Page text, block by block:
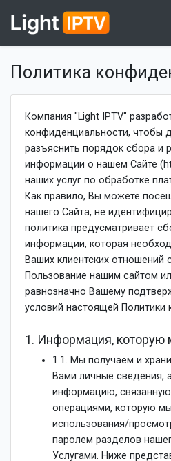
Политика
Компания "Light IPTV"
конфиденциальности, чтобы
разъяснить порядок сбора и
информации о нашем Сайте
наших услуг по обработке
Как правило, Вы можете
нашего Сайта, не
политика предусматривает
информации, которая
Ваших клиентских отношений
Пользование нашим сайтом
равнозначно Вашему
условий настоящей Политики
1. Информация,
1.1. Мы получаем и
Вами личные сведения,
информацию,
операциями, которую
использования/
паролем разделов
Услугами. Ниже